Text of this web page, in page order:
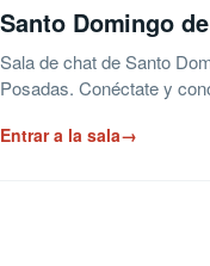
Santo Domingo
Sala de chat de Santo
Posadas. Conéctate y
Entrar a la sala→